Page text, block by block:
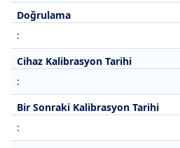
Doğrulama
:
Cihaz Kalibrasyon Tarihi
:
Bir Sonraki Kalibrasyon Tarihi
: